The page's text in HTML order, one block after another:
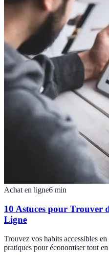
Achat en ligne6 min
10 Astuces pour Trouver
Ligne
Trouvez vos habits accessibles
pratiques pour économiser tout